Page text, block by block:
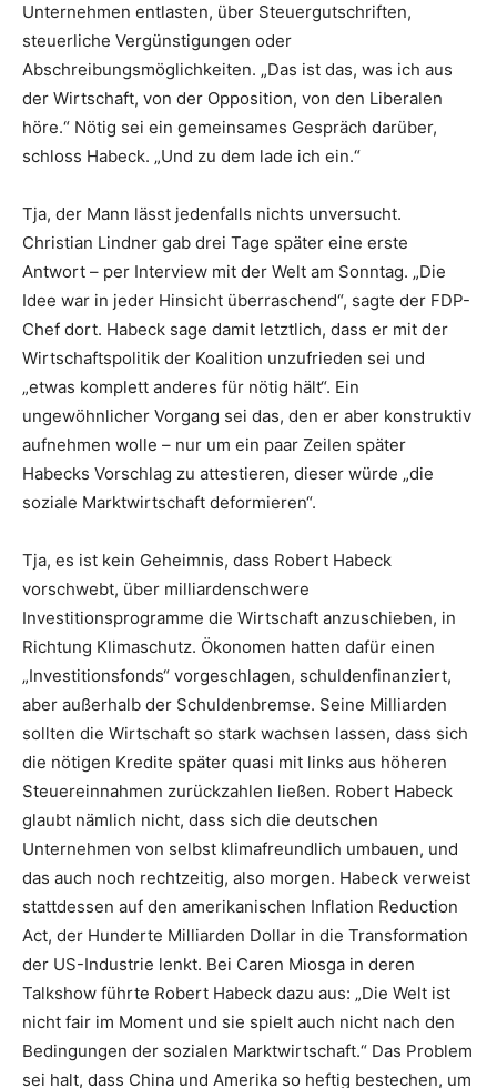
Unternehmen entlasten, über Steuergutschriften,
steuerliche Vergünstigungen oder
Abschreibungsmöglichkeiten. „Das ist das, was ich aus
der Wirtschaft, von der Opposition, von den Liberalen
höre.“ Nötig sei ein gemeinsames Gespräch darüber,
schloss Habeck. „Und zu dem lade ich ein.“
Tja, der Mann lässt jedenfalls nichts unversucht.
Christian Lindner gab drei Tage später eine erste
Antwort – per Interview mit der Welt am Sonntag. „Die
Idee war in jeder Hinsicht überraschend“, sagte der FDP-
Chef dort. Habeck sage damit letztlich, dass er mit der
Wirtschaftspolitik der Koalition unzufrieden sei und
„etwas komplett anderes für nötig hält“. Ein
ungewöhnlicher Vorgang sei das, den er aber konstruktiv
aufnehmen wolle – nur um ein paar Zeilen später
Habecks Vorschlag zu attestieren, dieser würde „die
soziale Marktwirtschaft deformieren“.
Tja, es ist kein Geheimnis, dass Robert Habeck
vorschwebt, über milliardenschwere
Investitionsprogramme die Wirtschaft anzuschieben, in
Richtung Klimaschutz. Ökonomen hatten dafür einen
„Investitionsfonds“ vorgeschlagen, schuldenfinanziert,
aber außerhalb der Schuldenbremse. Seine Milliarden
sollten die Wirtschaft so stark wachsen lassen, dass sich
die nötigen Kredite später quasi mit links aus höheren
Steuereinnahmen zurückzahlen ließen. Robert Habeck
glaubt nämlich nicht, dass sich die deutschen
Unternehmen von selbst klimafreundlich umbauen, und
das auch noch rechtzeitig, also morgen. Habeck verweist
stattdessen auf den amerikanischen Inflation Reduction
Act, der Hunderte Milliarden Dollar in die Transformation
der US-Industrie lenkt. Bei Caren Miosga in deren
Talkshow führte Robert Habeck dazu aus: „Die Welt ist
nicht fair im Moment und sie spielt auch nicht nach den
Bedingungen der sozialen Marktwirtschaft.“ Das Problem
sei halt, dass China und Amerika so heftig bestechen, um